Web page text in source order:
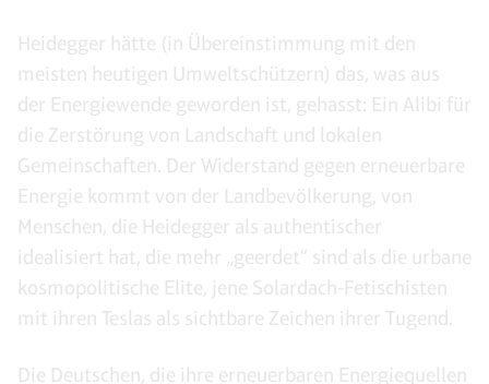
Heidegger hätte (in Übereinstimmung mit den
meisten heutigen Umweltschützern) das, was aus
der Energiewende geworden ist, gehasst: Ein Alibi für
die Zerstörung von Landschaft und lokalen
Gemeinschaften. Der Widerstand gegen erneuerbare
Energie kommt von der Landbevölkerung, von
Menschen, die Heidegger als authentischer
idealisiert hat, die mehr „geerdet“ sind als die urbane
kosmopolitische Elite, jene Solardach-Fetischisten
mit ihren Teslas als sichtbare Zeichen ihrer Tugend.
Die Deutschen, die ihre erneuerbaren Energiequellen